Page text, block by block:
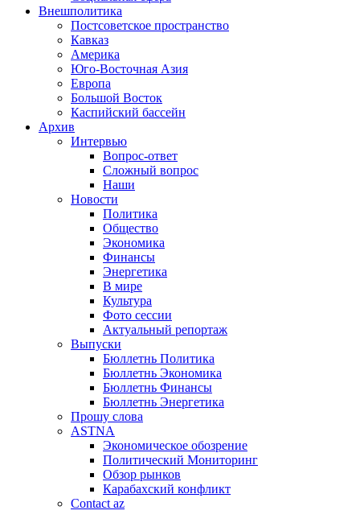
Внешполитика
Постсоветское пространство
Кавказ
Америка
Юго-Восточная Азия
Европа
Большой Восток
Каспийский бассейн
Архив
Интервью
Вопрос-ответ
Сложный вопрос
Наши
Новости
Политика
Общество
Экономика
Финансы
Энергетика
В мире
Культура
Фото сессии
Актуальный репортаж
Выпуски
Бюллетнь Политика
Бюллетнь Экономика
Бюллетнь Финансы
Бюллетнь Энергетика
Прошу слова
ASTNA
Экономическое обозрение
Политический Мониторинг
Обзор рынков
Карабахский конфликт
Contact az